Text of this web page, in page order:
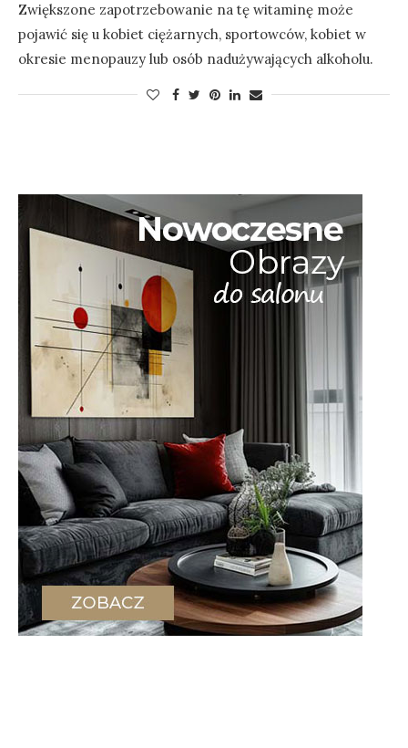
Zwiększone zapotrzebowanie na tę witaminę może
pojawić się u kobiet ciężarnych, sportowców, kobiet w
okresie menopauzy lub osób nadużywających alkoholu.